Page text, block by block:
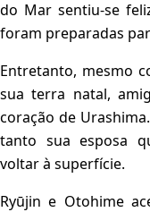
do Mar sentiu-se
foram preparadas
Entretanto, mesmo
sua terra natal,
coração de
tanto sua esposa
voltar à superfície.
Ryūjin e Otohime